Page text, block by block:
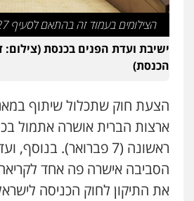
הצילומים בעמוד זה בהתאם לסעיף 27א לחוק זכויות יוצרים
ישיבת ועדת הפנים בכנסת (צילום:
הכנסת)
הצעת חוק שתכלול שיתוף
ארצות הברית אושרה אתמול
ראשונה (7 פברואר).
הסביבה אישרה פה אחד
את התיקון לחוק הכניסה